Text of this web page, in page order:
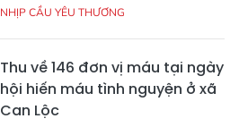
NHỊP CẦU YÊU THƯƠNG
Thu về 146 đơn vị máu tại ngày
hội hiến máu tình nguyện ở xã
Can Lộc